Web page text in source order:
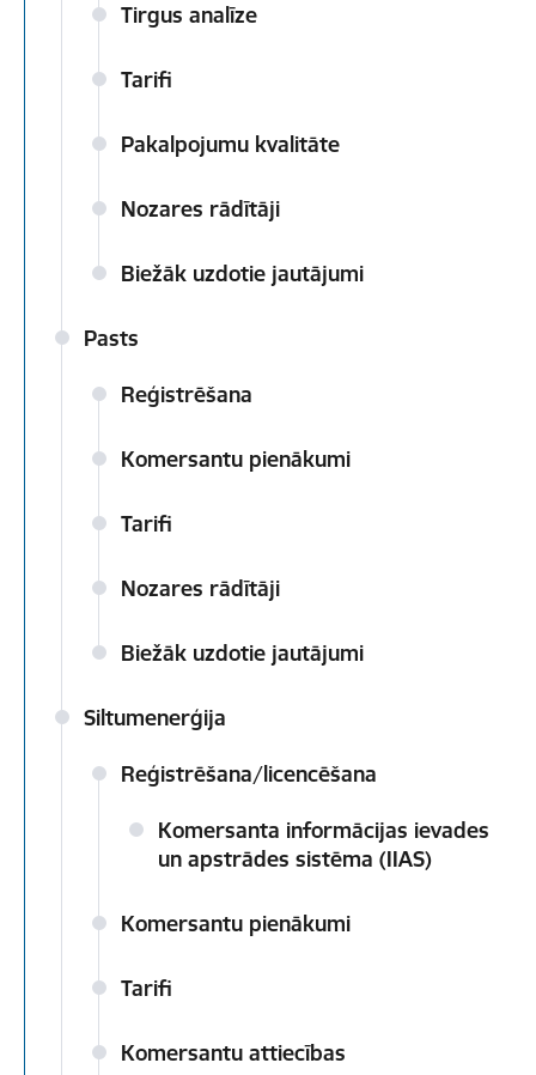
Tirgus analīze
Tarifi
Pakalpojumu kvalitāte
Nozares rādītāji
Biežāk uzdotie jautājumi
Pasts
Reģistrēšana
Komersantu pienākumi
Tarifi
Nozares rādītāji
Biežāk uzdotie jautājumi
Siltumenerģija
Reģistrēšana/licencēšana
Komersanta informācijas ievades
un apstrādes sistēma (IIAS)
Komersantu pienākumi
Tarifi
Komersantu attiecības